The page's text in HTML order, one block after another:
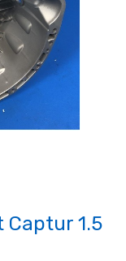
Captur 1.5